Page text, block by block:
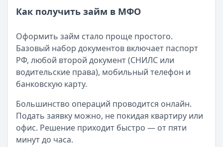
Читать новость
Все новости
Как получить займ в МФО
Оформить займ стало проще простого.
Базовый набор документов включает паспорт
РФ, любой второй документ (СНИЛС или
водительские права), мобильный телефон и
банковскую карту.
Большинство операций проводится онлайн.
Подать заявку можно, не покидая квартиру или
офис. Решение приходит быстро — от пяти
минут до часа.